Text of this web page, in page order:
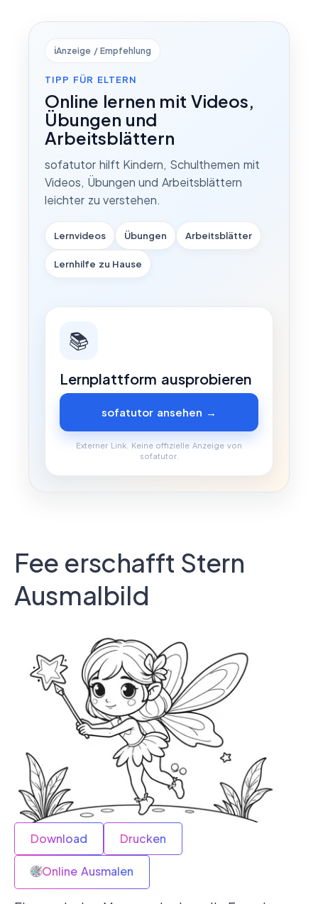
ℹ️Anzeige / Empfehlung
TIPP FÜR ELTERN
Online lernen mit Videos,
Übungen und
Arbeitsblättern
sofatutor hilft Kindern, Schulthemen mit
Videos, Übungen und Arbeitsblättern
leichter zu verstehen.
Lernvideos Übungen Arbeitsblätter
Lernhilfe zu Hause
📚
Lernplattform ausprobieren
sofatutor ansehen →
Externer Link. Keine offizielle Anzeige von
sofatutor.
Fee erschafft Stern
Ausmalbild
Download Drucken
Online Ausmalen